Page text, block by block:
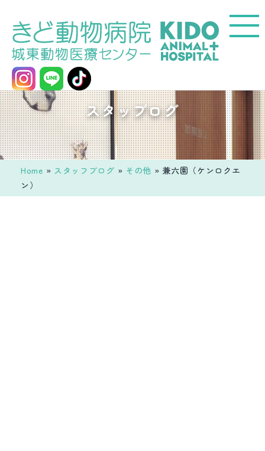
へ
ス
キ
ッ
プ
城
東
動
物
医
セ
スタッブログ
Home » スタッフブログ » その他 » 兼六園（ケンロクエ
ン）